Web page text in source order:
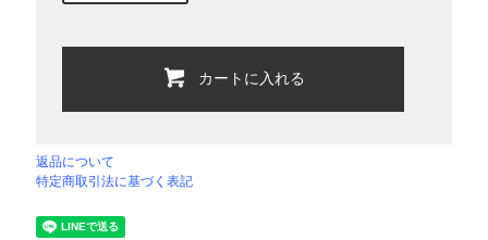
カートに入れる
返品について
特定商取引法に基づく表記